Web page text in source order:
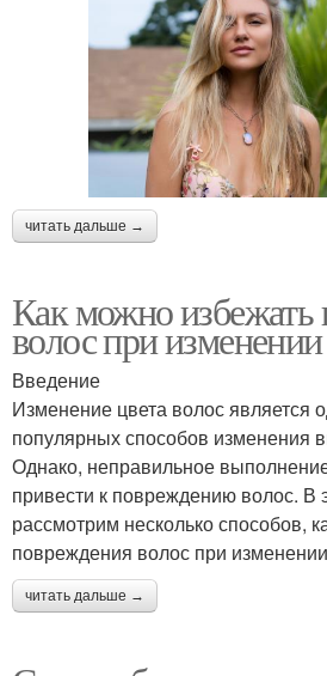
читать дальше →
Как можно избежать
волос при
Введение
Изменение цвета волос является
популярных способов изменения
Однако, неправильное
привести к повреждению волос. В
рассмотрим несколько способов,
повреждения волос при
читать дальше →